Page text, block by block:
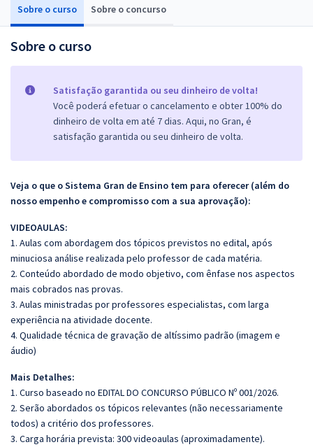
Sobre o curso Sobre o concurso
Sobre o curso
Satisfação garantida ou seu dinheiro de volta!
Você poderá efetuar o cancelamento e obter 100% do
dinheiro de volta em até 7 dias. Aqui, no Gran, é
satisfação garantida ou seu dinheiro de volta.
Veja o que o Sistema Gran de Ensino tem para oferecer (além do
nosso empenho e compromisso com a sua aprovação):
VIDEOAULAS:
1. Aulas com abordagem dos tópicos previstos no edital, após
minuciosa análise realizada pelo professor de cada matéria.
2. Conteúdo abordado de modo objetivo, com ênfase nos aspectos
mais cobrados nas provas.
3. Aulas ministradas por professores especialistas, com larga
experiência na atividade docente.
4. Qualidade técnica de gravação de altíssimo padrão (imagem e
áudio)
Mais Detalhes:
1. Curso baseado no EDITAL DO CONCURSO PÚBLICO Nº 001/2026.
2. Serão abordados os tópicos relevantes (não necessariamente
todos) a critério dos professores.
3. Carga horária prevista: 300 videoaulas (aproximadamente).